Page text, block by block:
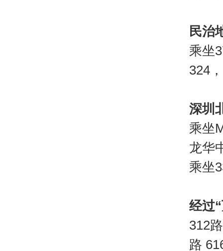
民治
乘坐
324
深圳
乘坐
龙华
乘坐
经过
312
路